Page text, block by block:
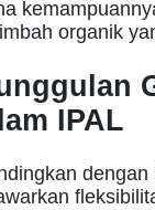
organik
IPAL